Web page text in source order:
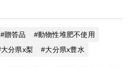
贈答品
動物性堆肥不使用
大分県x梨 大分県x豊水